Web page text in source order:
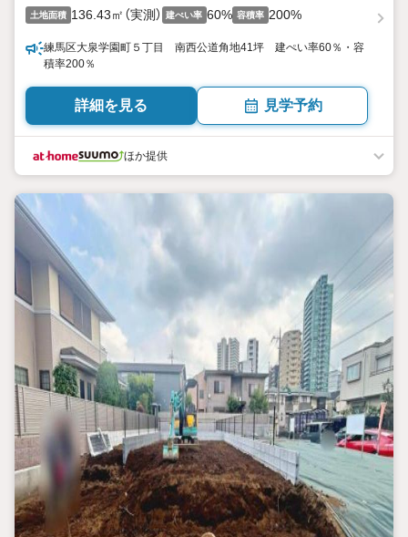
土地面積 136.43㎡（実測） 建ぺい率 60% 容積率 200%
練馬区大泉学園町５丁目 南西公道角地41坪 建ぺい率60％・容
積率200％
詳細を見る 見学予約
ほか提供